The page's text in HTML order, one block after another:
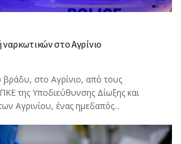
στο Αγρίνιο
στο Αγρίνιο, από τους
της Υποδιεύθυνσης Δίωξης και
Αγρινίου, ένας ημεδαπός...